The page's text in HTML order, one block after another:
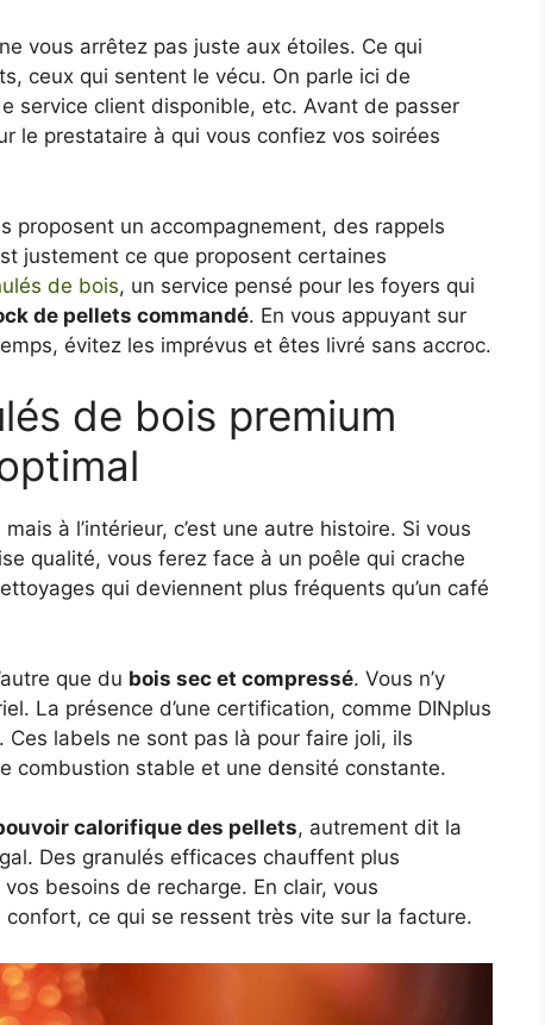
vous arrêtez pas juste aux étoiles. Ce qui
ceux qui sentent le vécu. On parle ici de
service client disponible, etc. Avant de passer
le prestataire à qui vous confiez vos soirées
proposent un accompagnement, des rappels
justement ce que proposent certaines
de bois, un service pensé pour les foyers qui
de pellets commandé. En vous appuyant sur
évitez les imprévus et êtes livré sans accroc.
de bois premium
à l’intérieur, c’est une autre histoire. Si vous
qualité, vous ferez face à un poêle qui crache
qui deviennent plus fréquents qu’un café
que du bois sec et compressé. Vous n’y
La présence d’une certification, comme DINplus
Ces labels ne sont pas là pour faire joli, ils
combustion stable et une densité constante.
calorifique des pellets, autrement dit la
Des granulés efficaces chauffent plus
besoins de recharge. En clair, vous
ce qui se ressent très vite sur la facture.